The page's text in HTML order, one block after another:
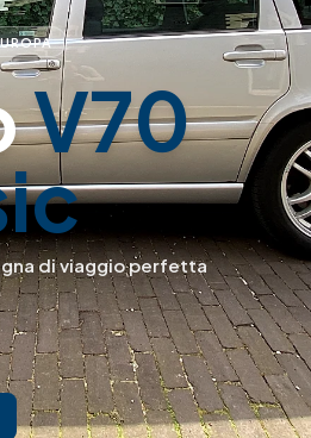
V70
di viaggio perfetta